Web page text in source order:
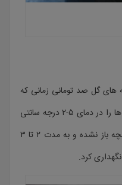
های گل صد تومانی زمانی که
رنگ نشان دادند باید چیده شوند. گل ها را در دمای ۵-۲ درجه سانتی
گراد به مدت ۴ تا ۶ هفته به حالت غنچه باز نشده و به مدت ۲ تا ۳
کرد.